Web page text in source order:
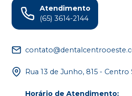
Atendimento
(65) 3614-2144
Rua 13 de Junho, 815 - Centro
Horário de Atendimento: